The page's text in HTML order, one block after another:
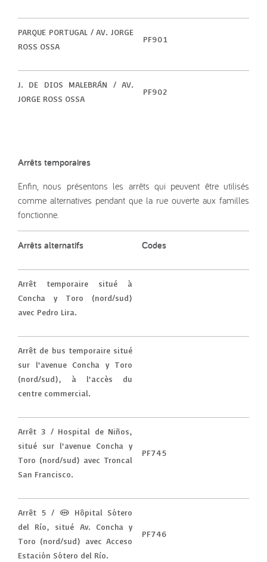
PARQUE PORTUGAL / AV. JORGE
ROSS OSSA
PF901
J. DE DIOS MALEBRÁN / AV.
JORGE ROSS OSSA
PF902
Arrêts temporaires
Enfin, nous présentons les arrêts qui peuvent être utilisés
comme alternatives pendant que la rue ouverte aux familles
fonctionne.
Arrêts alternatifs Codes
Arrêt temporaire situé à
Concha y Toro (nord/sud)
avec Pedro Lira.
Arrêt de bus temporaire situé
sur l’avenue Concha y Toro
(nord/sud), à l’accès du
centre commercial.
Arrêt 3 / Hospital de Niños,
situé sur l’avenue Concha y
Toro (nord/sud) avec Troncal
San Francisco.
PF745
Arrêt 5 / (M) Hôpital Sótero
del Río, situé Av. Concha y
Toro (nord/sud) avec Acceso
Estación Sótero del Río.
PF746